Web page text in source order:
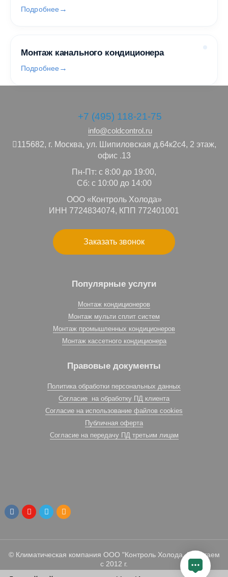
Подробнее
Монтаж канального кондиционера
Подробнее
+7 (495) 118-21-75
info@coldcontrol.ru
115682, г. Москва, ул. Шипиловская д.64к2с4, 2 этаж,
офис .13
Пн-Пт: с 8:00 до 19:00,
Сб: с 10:00 до 14:00
ООО «Контроль Холода»
ИНН 7724834074, КПП 772401001
Заказать звонок
Популярные услуги
Монтаж кондиционеров
Монтаж мульти сплит систем
Монтаж промышленных кондиционеров
Монтаж кассетного кондиционера
Правовые документы
Политика обработки персональных данных
Согласие на обработку ПД клиента
Согласие на использование файлов cookies
Публичная оферта
Согласие на передачу ПД третьим лицам
© Климатическая компания ООО "Контроль Холода. Работаем
с 2012 г.